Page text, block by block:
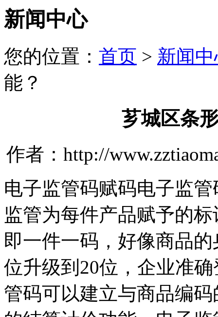
新闻中心
您的位置： 首页 > 新闻
能？
芗城区条
作者：http://
电子监管码赋码电子监
监管为每件产品赋予的
即一件一码，好像商品
位升级到20位，企业准
管码可以建立与商品编